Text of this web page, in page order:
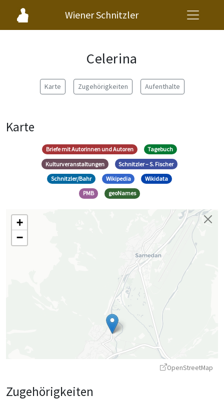
Wiener Schnitzler
Celerina
Karte Zugehörigkeiten Aufenthalte
Karte
Briefe mit Autorinnen und Autoren
Tagebuch
Kulturveranstaltungen
Schnitzler – S. Fischer
Schnitzler/Bahr
Wikipedia
Wikidata
PMB
geoNames
+
−
OpenStreetMap
Zugehörigkeiten